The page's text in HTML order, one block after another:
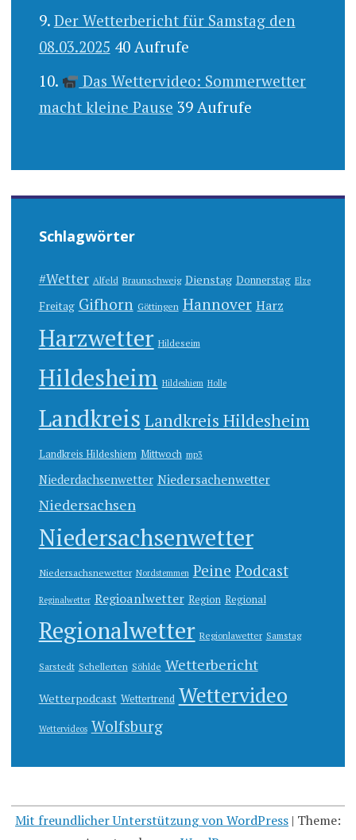
Der Wetterbericht für Samstag den
08.03.2025 40 Aufrufe
Das Wettervideo: Sommerwetter
macht kleine Pause 39 Aufrufe
Schlagwörter
#Wetter Alfeld Braunschweig Dienstag Donnerstag Elze
Freitag Gifhorn Göttingen Hannover Harz
Harzwetter Hildeseim
Hildesheim Hildeshiem Holle
Landkreis Landkreis Hildesheim
Landkreis Hildeshiem Mittwoch mp3
Niederdachsenwetter Niedersachenwetter
Niedersachsen
Niedersachsenwetter
Niedersachsnewetter Nordstemmen Peine Podcast
Reginalwetter Regioanlwetter Region Regional
Regionalwetter Regionlawetter Samstag
Sarstedt Schellerten Söhlde Wetterbericht
Wetterpodcast Wettertrend Wettervideo
Wettervideos Wolfsburg
Mit freundlicher Unterstützung von WordPress | Theme: